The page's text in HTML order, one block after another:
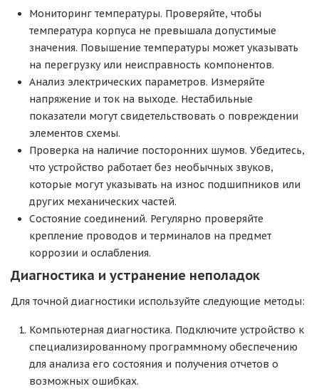
Мониторинг температуры. Проверяйте, чтобы
температура корпуса не превышала допустимые
значения. Повышение температуры может указывать
на перегрузку или неисправность компонентов.
Анализ электрических параметров. Измеряйте
напряжение и ток на выходе. Нестабильные
показатели могут свидетельствовать о повреждении
элементов схемы.
Проверка на наличие посторонних шумов. Убедитесь,
что устройство работает без необычных звуков,
которые могут указывать на износ подшипников или
других механических частей.
Состояние соединений. Регулярно проверяйте
крепление проводов и терминалов на предмет
коррозии и ослабления.
Диагностика и устранение неполадок
Для точной диагностики используйте следующие методы:
Компьютерная диагностика. Подключите устройство к
специализированному программному обеспечению
для анализа его состояния и получения отчетов о
возможных ошибках.